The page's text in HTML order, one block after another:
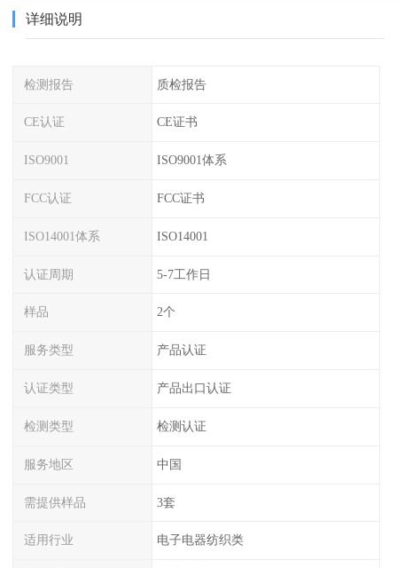
详细说明
检测报告 质检报告
CE认证 CE证书
ISO9001 ISO9001体系
FCC认证 FCC证书
ISO14001体系 ISO14001
认证周期 5-7工作日
样品 2个
服务类型 产品认证
认证类型 产品出口认证
检测类型 检测认证
服务地区 中国
需提供样品 3套
适用行业 电子电器纺织类